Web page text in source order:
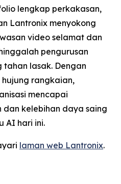
lengkap perkakasan,
Lantronix menyokong
video selamat dan
pengurusan
lasak. Dengan
rangkaian,
mencapai
kelebihan daya saing
AI hari ini.
laman web Lantronix.